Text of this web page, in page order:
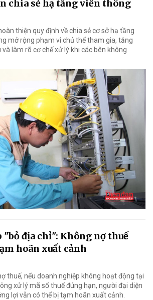
chia sẻ hạ tầng viễn thông
thiện quy định về chia sẻ cơ sở hạ tầng
mở rộng phạm vi chủ thể tham gia, tăng
làm rõ cơ chế xử lý khi các bên không
địa chỉ": Không nợ thuế
hoãn xuất cảnh
thuế, nếu doanh nghiệp không hoạt động tại
xử lý mã số thuế đúng hạn, người đại diện
lợi vẫn có thể bị tạm hoãn xuất cảnh.